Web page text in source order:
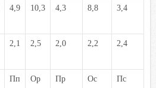
4,9 10,3 4,3 8,8 3,4
2,1 2,5 2,0 2,2 2,4
Пп Ор Пр Ос Пс